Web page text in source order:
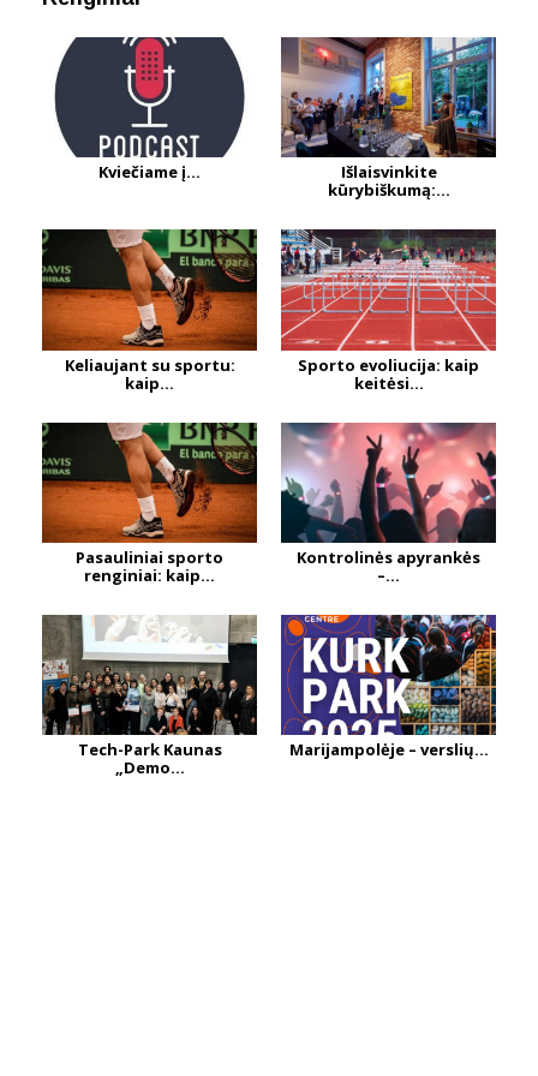
Kviečiame į...
Išlaisvinkite
kūrybiškumą:...
Keliaujant su sportu:
kaip...
Sporto evoliucija: kaip
keitėsi...
Pasauliniai sporto
renginiai: kaip...
Kontrolinės apyrankės
–...
Tech-Park Kaunas
„Demo...
Marijampolėje – verslių...